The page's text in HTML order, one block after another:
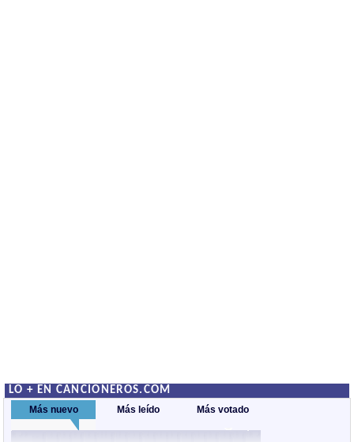
LO + EN CANCIONEROS.COM
Más nuevo Más leído Más votado